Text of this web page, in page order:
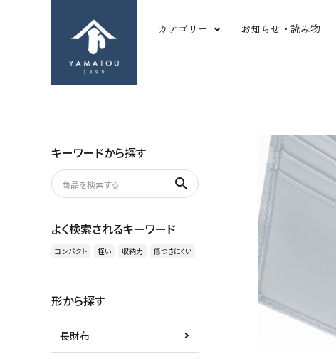
カテゴリー
名刺・カードケース
マルチパーパス
コインケース
バッグ
シボ
かたい
やわらか
薄い
お知らせ・読み物
search
ようこそ ゲスト 様
お気に入りを見る
カテゴリーから探す
キーワードから探す
search
よく検索されるキーワード
コンパクト 軽い 収納力 傷つきにくい
形から探す
長財布